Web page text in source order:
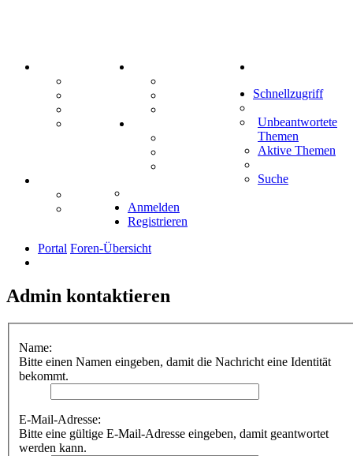
Mastodon
Treffenübersicht
Zitatesammlung
Schiffe versenken
Tipprunde
Comunio
Schnellzugriff
Unbeantwortete
Themen
Aktive Themen
Suche
Anmelden
Registrieren
Portal Foren-Übersicht
Admin kontaktieren
Name:
Bitte einen Namen eingeben, damit die Nachricht eine Identität
bekommt.
E-Mail-Adresse:
Bitte eine gültige E-Mail-Adresse eingeben, damit geantwortet
werden kann.